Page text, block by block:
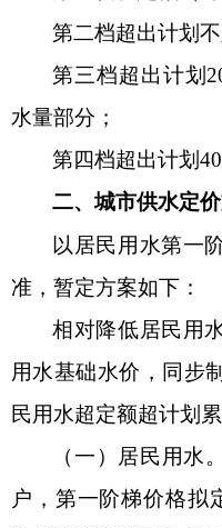
第二档超出计划
第三档超出计划
水量部分；
第四档超出计划
二、城市供水定
以居民用水第一
准，暂定方案如下：
相对降低居民用
用水基础水价，同步
民用水超定额超计划
（一）居民用水。
户，第一阶梯价格拟